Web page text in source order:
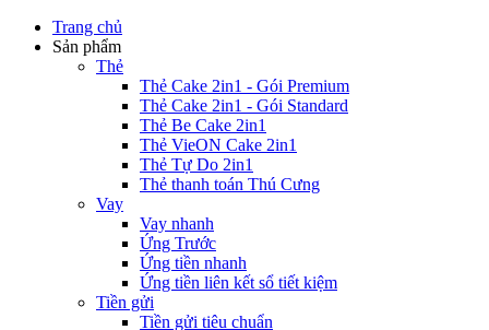
Trang chủ
Sản phẩm
Thẻ
Thẻ Cake 2in1 - Gói Premium
Thẻ Cake 2in1 - Gói Standard
Thẻ Be Cake 2in1
Thẻ VieON Cake 2in1
Thẻ Tự Do 2in1
Thẻ thanh toán Thú Cưng
Vay
Vay nhanh
Ứng Trước
Ứng tiền nhanh
Ứng tiền liên kết sổ tiết kiệm
Tiền gửi
Tiền gửi tiêu chuẩn